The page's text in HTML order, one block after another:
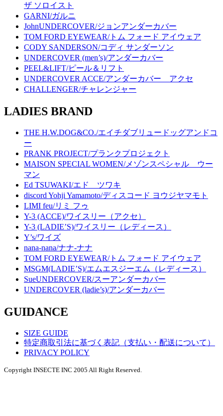
ザ ソロイスト
GARNI/ガルニ
JohnUNDERCOVER/ジョンアンダーカバー
TOM FORD EYEWEAR/トム フォード アイウェア
CODY SANDERSON/コディ サンダーソン
UNDERCOVER (men’s)/アンダーカバー
PEEL&LIFT/ピール＆リフト
UNDERCOVER ACCE/アンダーカバー アクセ
CHALLENGER/チャレンジャー
LADIES BRAND
THE H.W.DOG&CO./エイチダブリュードッグアンドコ
ー
PRANK PROJECT/プランクプロジェクト
MAISON SPECIAL WOMEN/メゾンスペシャル ウー
マン
Ed TSUWAKI/エド ツワキ
discord Yohji Yamamoto/ディスコード ヨウジヤマモト
LIMI feu/リミ フゥ
Y-3 (ACCE)/ワイスリー（アクセ）
Y-3 (LADIE’S)/ワイスリー（レディース）
Y’s/ワイズ
nana-nana/ナナ-ナナ
TOM FORD EYEWEAR/トム フォード アイウェア
MSGM(LADIE’S)/エムエスジーエム（レディース）
SueUNDERCOVER/スーアンダーカバー
UNDERCOVER (ladie’s)/アンダーカバー
GUIDANCE
SIZE GUIDE
特定商取引法に基づく表記（支払い・配送について）
PRIVACY POLICY
Copyright INSECTE INC 2005 All Right Reserved.